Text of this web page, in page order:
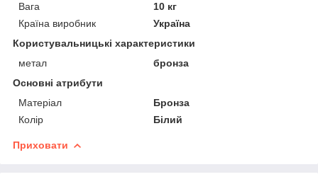
Вага
10 кг
Країна виробник
Україна
Користувальницькі характеристики
метал
бронза
Основні атрибути
Матеріал
Бронза
Колір
Білий
Приховати